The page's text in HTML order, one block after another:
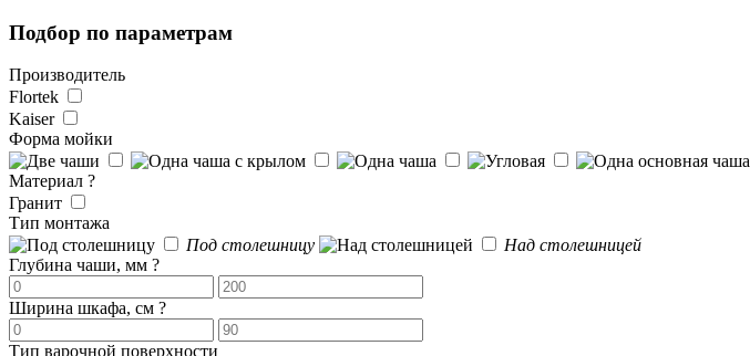
Подбор по параметрам
Производитель
Flortek
Kaiser
Форма мойки
Материал ?
Гранит
Тип монтажа
Под столешницу
Над столешницей
Глубина чаши, мм ?
Ширина шкафа, см ?
Тип варочной поверхности